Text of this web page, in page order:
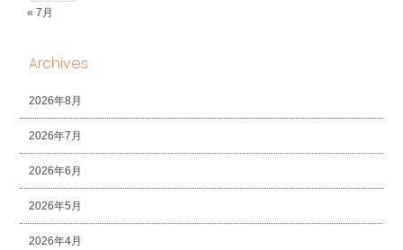
« 7月
Archives
2026年8月
2026年7月
2026年6月
2026年5月
2026年4月